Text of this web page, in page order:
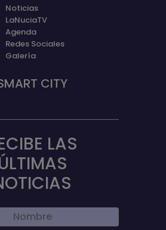
Noticias
LaNuciaTV
Agenda
Redes Sociales
Galería
CITY
LAS